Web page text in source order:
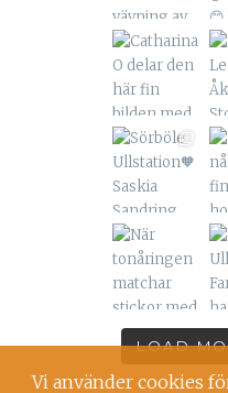
LOAD
Vi använder cookies